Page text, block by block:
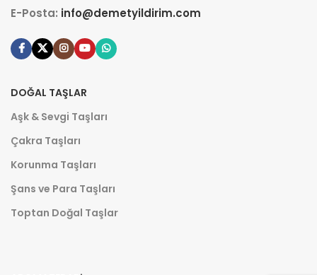
E-Posta: info@demetyildirim.com
DOĞAL TAŞLAR
Aşk & Sevgi Taşları
Çakra Taşları
Korunma Taşları
Şans ve Para Taşları
Toptan Doğal Taşlar